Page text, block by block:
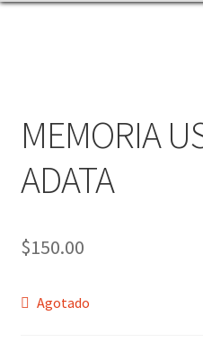
MEMORIA
ADATA
$150.00
Agotado